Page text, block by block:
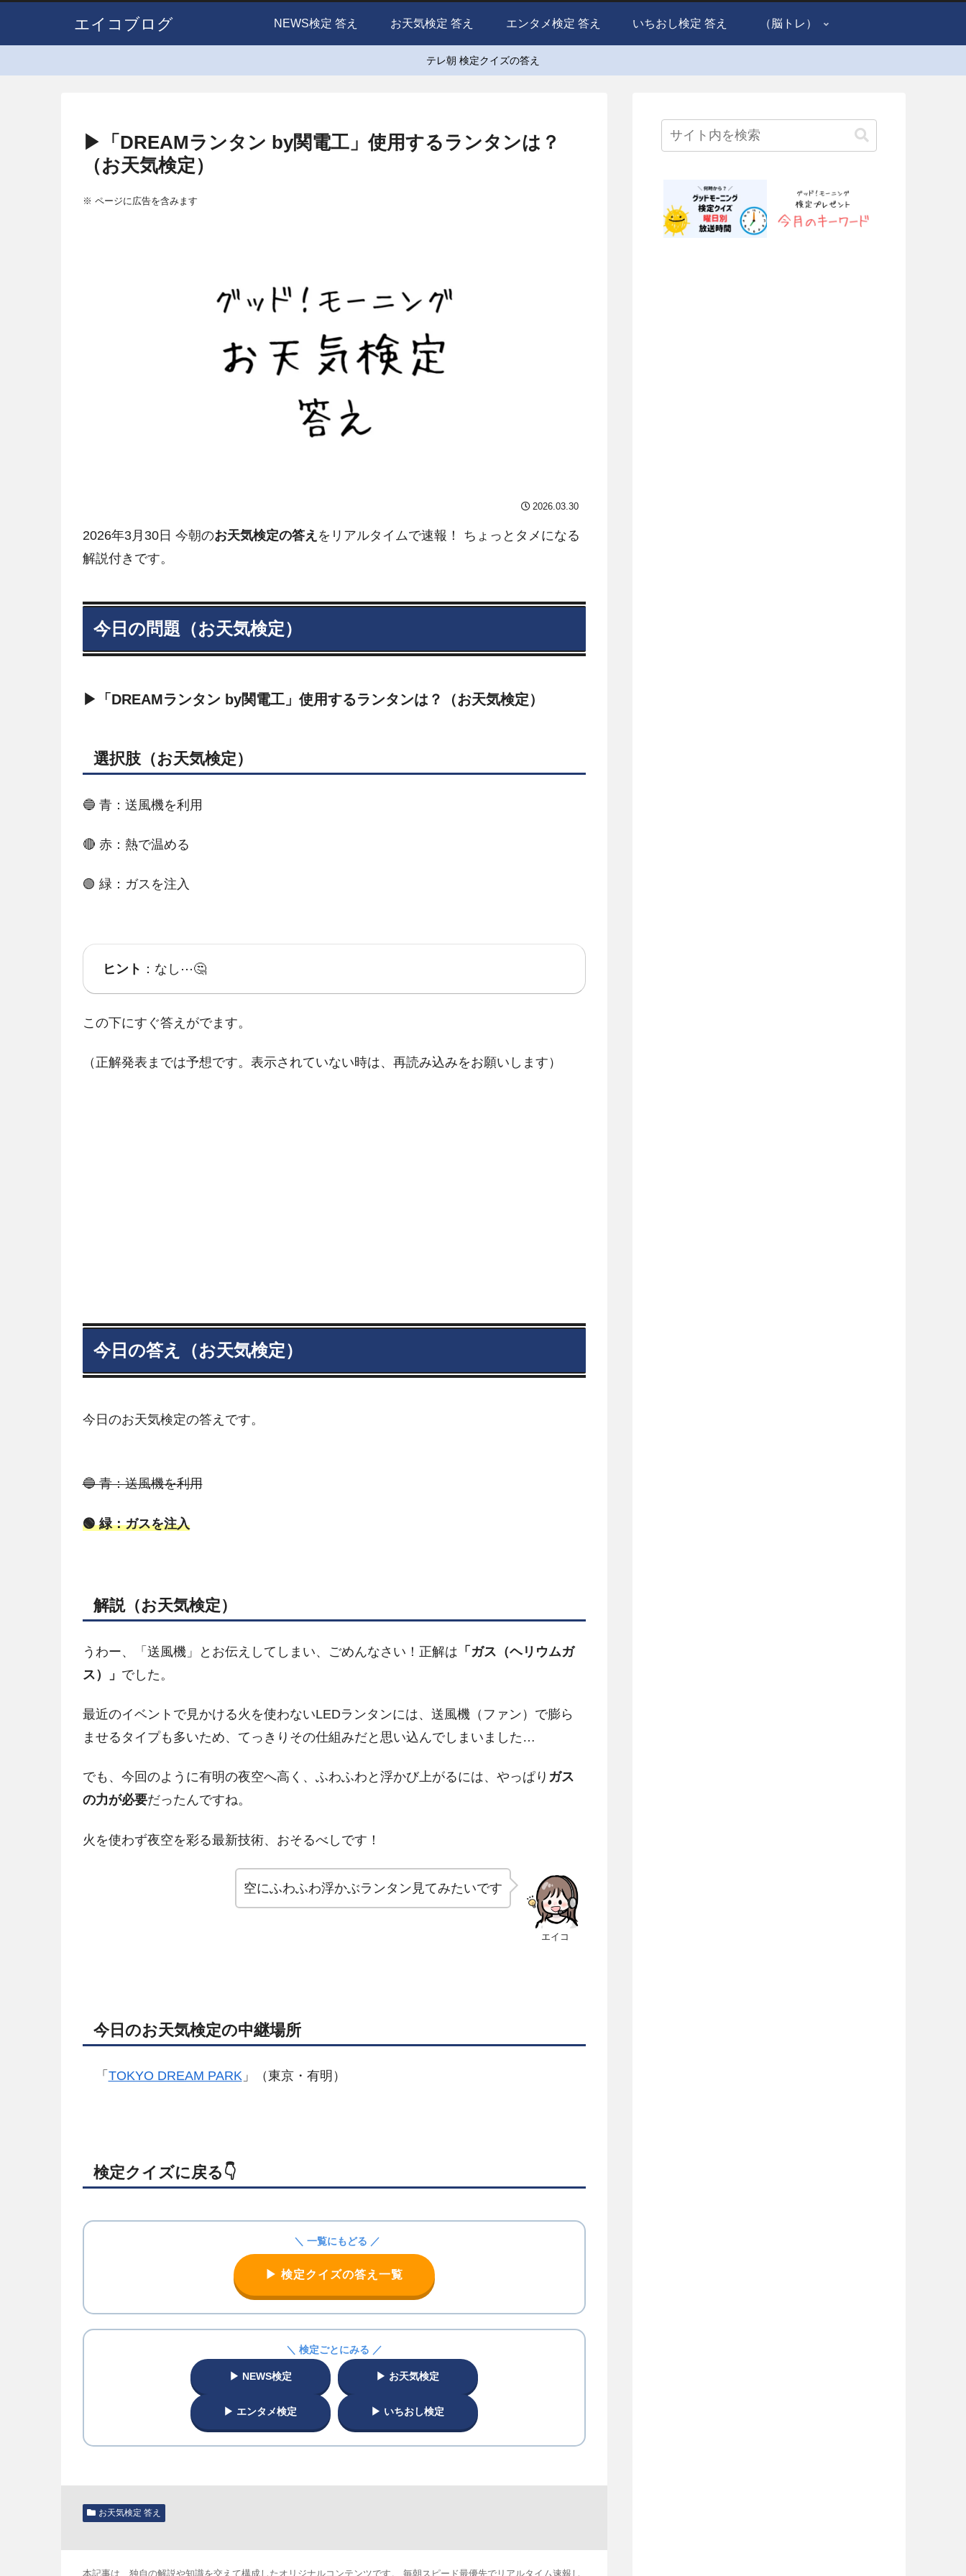
エイコブログ NEWS検定 答え お天気検定 答え エンタメ検定 答え いちおし検定 答え （脳トレ）
テレ朝 検定クイズの答え
▶「DREAMランタン by関電工」使用するランタンは？
（お天気検定）
※ ページに広告を含みます
2026.03.30
2026年3月30日 今朝のお天気検定の答え をリアルタイムで速報！ ちょっとタメになる
解説付きです。
今日の問題（お天気検定）
▶「DREAMランタン by関電工」使用するランタンは？（お天気検定）
選択肢（お天気検定）
🔵 青：送風機を利用
🔴 赤：熱で温める
🟢 緑：ガスを注入
ヒント ：なし⋯🤔
この下にすぐ答えがでます。
（正解発表までは予想です。表示されていない時は、再読み込みをお願いします）
今日の答え（お天気検定）
今日のお天気検定の答えです。
🔵 青：送風機を利用
🟢 緑：ガスを注入
解説（お天気検定）
うわー、「送風機」とお伝えしてしまい、ごめんなさい！正解は 「ガス（ヘリウムガ
ス）」 でした。
最近のイベントで見かける火を使わないLEDランタンには、送風機（ファン）で膨ら
ませるタイプも多いため、てっきりその仕組みだと思い込んでしまいました…
でも、今回のように有明の夜空へ高く、ふわふわと浮かび上がるには、やっぱり ガス
の力が必要だったんですね。
火を使わず夜空を彩る最新技術、おそるべしです！
エイコ
空にふわふわ浮かぶランタン見てみたいです
今日のお天気検定の中継場所
「 TOKYO DREAM PARK」（東京・有明）
検定クイズに戻る👇️
＼ 一覧にもどる ／
▶ 検定クイズの答え一覧
＼ 検定ごとにみる ／
▶ NEWS検定 ▶ お天気検定
▶ エンタメ検定 ▶ いちおし検定
お天気検定 答え
本記事は、独自の解説や知識を交えて構成したオリジナルコンテンツです。 毎朝スピード最優先でリアルタイム速報し